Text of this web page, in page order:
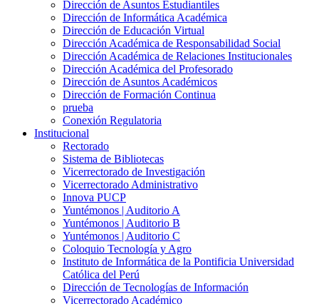
Dirección de Asuntos Estudiantiles
Dirección de Informática Académica
Dirección de Educación Virtual
Dirección Académica de Responsabilidad Social
Dirección Académica de Relaciones Institucionales
Dirección Académica del Profesorado
Dirección de Asuntos Académicos
Dirección de Formación Continua
prueba
Conexión Regulatoria
Institucional
Rectorado
Sistema de Bibliotecas
Vicerrectorado de Investigación
Vicerrectorado Administrativo
Innova PUCP
Yuntémonos | Auditorio A
Yuntémonos | Auditorio B
Yuntémonos | Auditorio C
Coloquio Tecnología y Agro
Instituto de Informática de la Pontificia Universidad
Católica del Perú
Dirección de Tecnologías de Información
Vicerrectorado Académico